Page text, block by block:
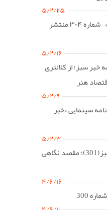
۵/۲/۲۵
هفته‌نامه «خبر سبز» – شماره ۳۰۴ منتشر
۵/۲/۱۶
نامه خبر سبز؛ از کلانتری
هنر
۵/۲/۹
نامه سینمایی «خبر
۵/۲/۳
🎭 هفته‌نامه خبر سبز(301)؛ مقصد نگاهی
۴/۶/۱۶
300